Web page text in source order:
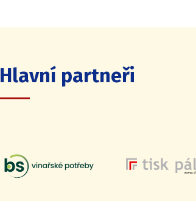
Hlavní partneři